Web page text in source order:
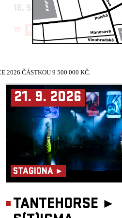
18. 9. 2026 19:30, VELKÝ SÁL
KUP TEĎ!
21. 9. 2026
STAGIONA ►
TANTEHORSE ►
2026 ČÁSTKOU 9 500 000 KČ.